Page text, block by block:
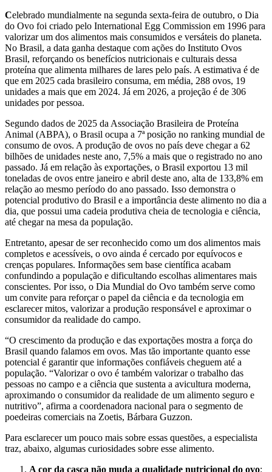
Celebrado mundialmente na segunda sexta-feira de outubro, o Dia
do Ovo foi criado pelo International Egg Commission em 1996 para
valorizar um dos alimentos mais consumidos e versáteis do planeta.
No Brasil, a data ganha destaque com ações do Instituto Ovos
Brasil, reforçando os benefícios nutricionais e culturais dessa
proteína que alimenta milhares de lares pelo país. A estimativa é de
que em 2025 cada brasileiro consuma, em média, 288 ovos, 19
unidades a mais que em 2024. Já em 2026, a projeção é de 306
unidades por pessoa.
Segundo dados de 2025 da Associação Brasileira de Proteína
Animal (ABPA), o Brasil ocupa a 7ª posição no ranking mundial de
consumo de ovos. A produção de ovos no país deve chegar a 62
bilhões de unidades neste ano, 7,5% a mais que o registrado no ano
passado. Já em relação às exportações, o Brasil exportou 13 mil
toneladas de ovos entre janeiro e abril deste ano, alta de 133,8% em
relação ao mesmo período do ano passado. Isso demonstra o
potencial produtivo do Brasil e a importância deste alimento no dia a
dia, que possui uma cadeia produtiva cheia de tecnologia e ciência,
até chegar na mesa da população.
Entretanto, apesar de ser reconhecido como um dos alimentos mais
completos e acessíveis, o ovo ainda é cercado por equívocos e
crenças populares. Informações sem base científica acabam
confundindo a população e dificultando escolhas alimentares mais
conscientes. Por isso, o Dia Mundial do Ovo também serve como
um convite para reforçar o papel da ciência e da tecnologia em
esclarecer mitos, valorizar a produção responsável e aproximar o
consumidor da realidade do campo.
“O crescimento da produção e das exportações mostra a força do
Brasil quando falamos em ovos. Mas tão importante quanto esse
potencial é garantir que informações confiáveis cheguem até a
população. “Valorizar o ovo é também valorizar o trabalho das
pessoas no campo e a ciência que sustenta a avicultura moderna,
aproximando o consumidor da realidade de um alimento seguro e
nutritivo”, afirma a coordenadora nacional para o segmento de
poedeiras comerciais na Zoetis, Bárbara Guzzon.
Para esclarecer um pouco mais sobre essas questões, a especialista
traz, abaixo, algumas curiosidades sobre esse alimento.
A cor da casca não muda a qualidade nutricional do ovo: